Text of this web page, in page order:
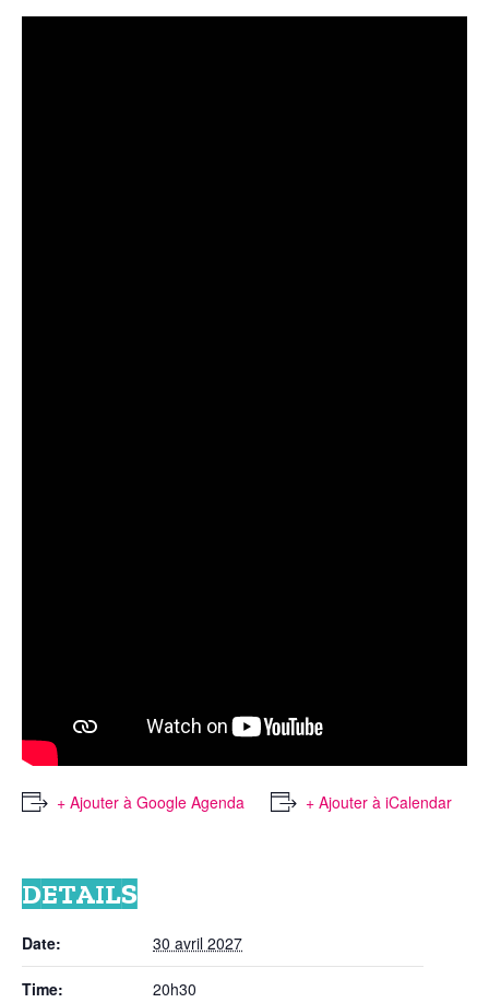
+ Ajouter à Google Agenda + Ajouter à iCalendar
DETAILS
Date: 30 avril 2027
Time: 20h30